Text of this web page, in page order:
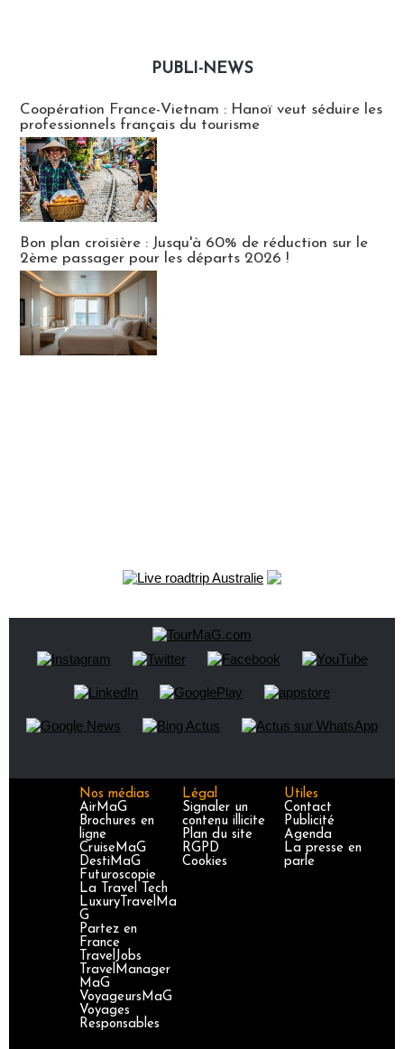
PUBLI-NEWS
Coopération France-Vietnam : Hanoï veut séduire les
professionnels français du tourisme
Bon plan croisière : Jusqu'à 60% de réduction sur le
2ème passager pour les départs 2026 !
Nos médias
AirMaG
Brochures en
ligne
CruiseMaG
DestiMaG
Futuroscopie
La Travel Tech
LuxuryTravelMa
G
Partez en
France
TravelJobs
TravelManager
MaG
VoyageursMaG
Voyages
Responsables
Légal
Signaler un
contenu illicite
Plan du site
RGPD
Cookies
Utiles
Contact
Publicité
Agenda
La presse en
parle